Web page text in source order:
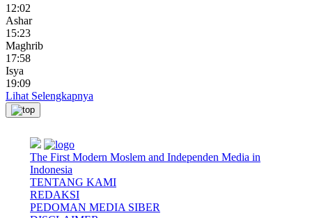
12:02
Ashar
15:23
Maghrib
17:58
Isya
19:09
Lihat Selengkapnya
The First Modern Moslem and Independen Media in
Indonesia
TENTANG KAMI
REDAKSI
PEDOMAN MEDIA SIBER